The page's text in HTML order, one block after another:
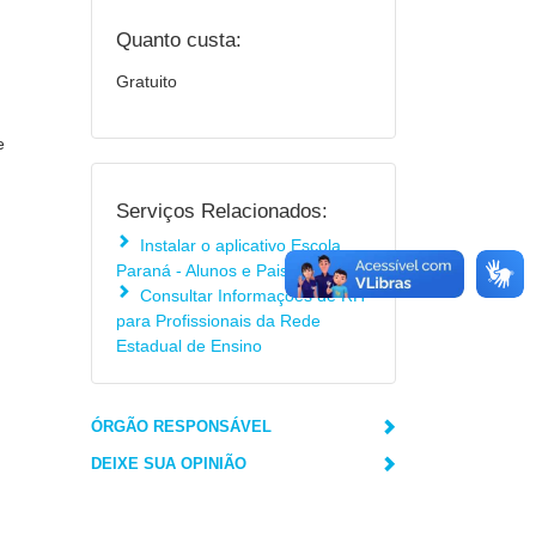
Quanto custa:
Gratuito
Serviços Relacionados:
Instalar o aplicativo Escola
Paraná - Alunos e Pais
Consultar Informações de RH
para Profissionais da Rede
Estadual de Ensino
ÓRGÃO RESPONSÁVEL
DEIXE SUA OPINIÃO